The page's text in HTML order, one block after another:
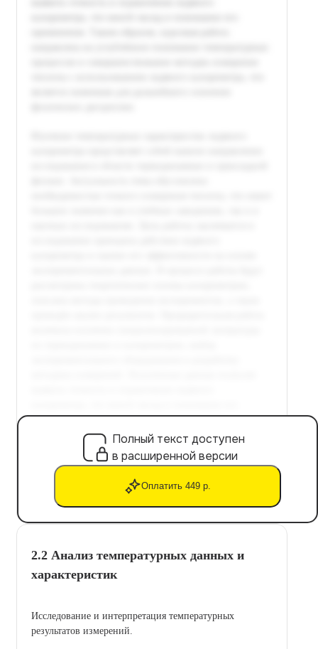
Полный текст доступен
в расширенной версии
Оплатить 449 р.
2.2 Анализ температурных данных и
характеристик
Исследование и интерпретация температурных
результатов измерений.